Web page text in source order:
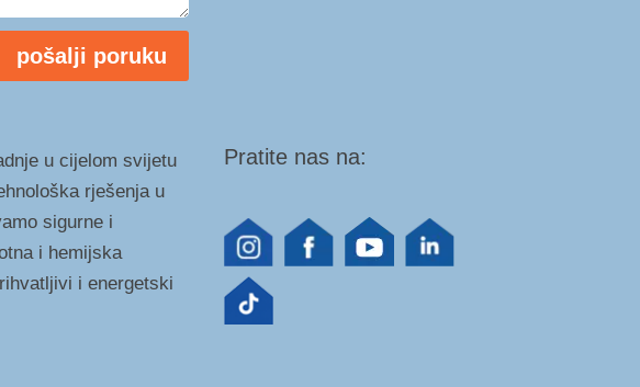
pošalji poruku
u cijelom svijetu
rješenja u
sigurne i
i hemijska
i energetski
Pratite nas na: